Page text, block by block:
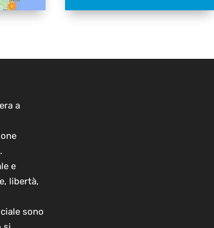
a
e
libertà,
sono